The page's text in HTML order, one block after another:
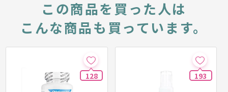
この商品を買った人は
こんな商品も買っています。
128 193